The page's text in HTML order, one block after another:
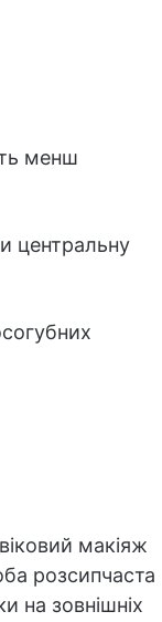
менш
центральну
макіяж
розсипчаста
на зовнішніх